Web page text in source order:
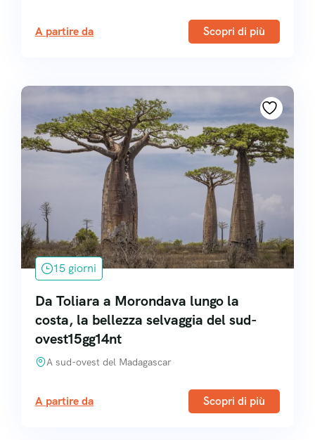
A partire da Scopri di più
15 giorni
Da Toliara a Morondava lungo la
costa, la bellezza selvaggia del sud-
ovest15gg14nt
A sud-ovest del Madagascar
A partire da Scopri di più